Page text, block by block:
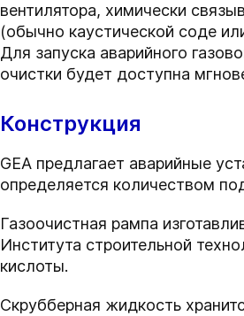
вентилятора, химически
(обычно каустической соде
Для запуска аварийного
очистки будет доступна
Конструкция
GEA предлагает аварийные
определяется количеством
Газоочистная рампа
Института строительной
кислоты.
Скрубберная жидкость